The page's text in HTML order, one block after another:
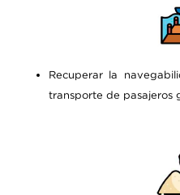
Recuperar la
transporte de pasajeros